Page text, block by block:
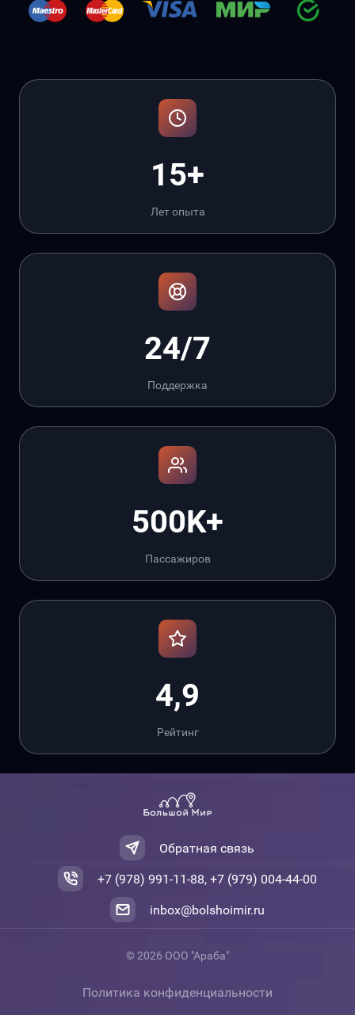
15+
Лет опыта
24/7
Поддержка
500K+
Пассажиров
4,9
Рейтинг
Обратная связь
+7 (978) 991-11-88, +7 (979) 004-44-00
inbox@bolshoimir.ru
© 2026 ООО "Араба"
Политика конфиденциальности